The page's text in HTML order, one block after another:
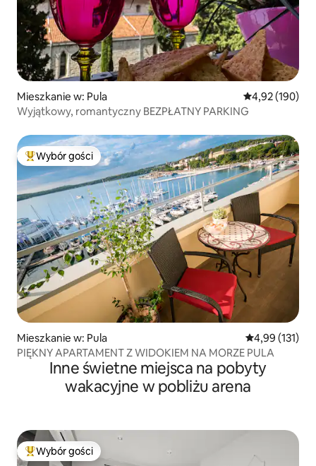
Mieszkanie w: Pula Średnia
4,92 (190)
Wyjątkowy, romantyczny BEZPŁATNY PARKING
Najpopularniejsze z kategorii Wybór gości
Wybór gości
Mieszkanie w: Pula Średnia
4,99 (131)
PIĘKNY APARTAMENT Z WIDOKIEM NA MORZE PULA
Inne świetne miejsca na pobyty
wakacyjne w pobliżu arena
Najpopularniejsze z kategorii Wybór gości
Wybór gości